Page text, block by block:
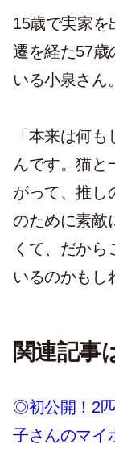
15歳で実家を
遷を経た57歳
いる小泉さん。
「本来は何
んです。猫と
がって、推し
のために素敵
くて、だか
いるのかもし
関連記事
◎初公開！2
子さんのマイ